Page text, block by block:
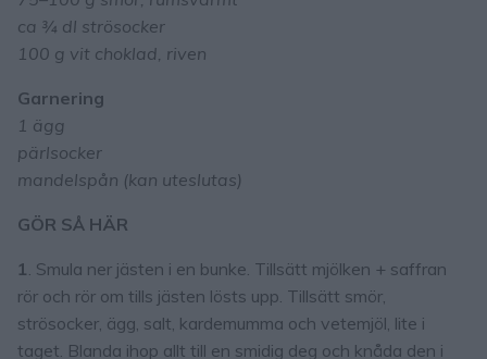
ca ¾ dl strösocker
100 g vit choklad, riven
Garnering
1 ägg
pärlsocker
mandelspån (kan uteslutas)
GÖR SÅ HÄR
1 . Smula ner jästen i en bunke. Tillsätt mjölken + saffran
rör och rör om tills jästen lösts upp. Tillsätt smör,
strösocker, ägg, salt, kardemumma och vetemjöl, lite i
taget. Blanda ihop allt till en smidig deg och knåda den i